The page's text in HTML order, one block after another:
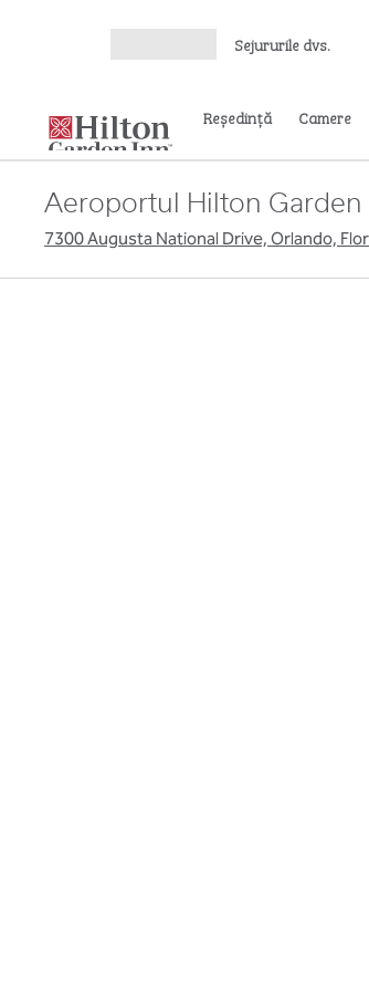
Sejururile dvs.
Reşedinţă Camere
Aeroportul Hilton Garden
7300 Augusta National Drive, Orlando,